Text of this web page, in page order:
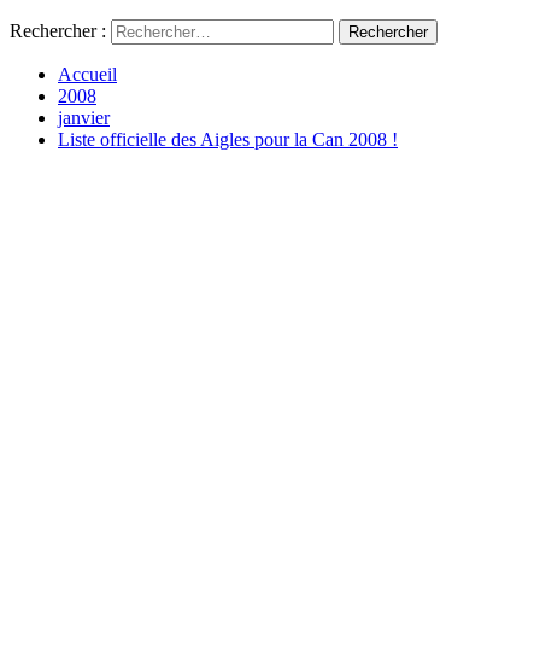
Rechercher :
Accueil
2008
janvier
Liste officielle des Aigles pour la Can 2008 !